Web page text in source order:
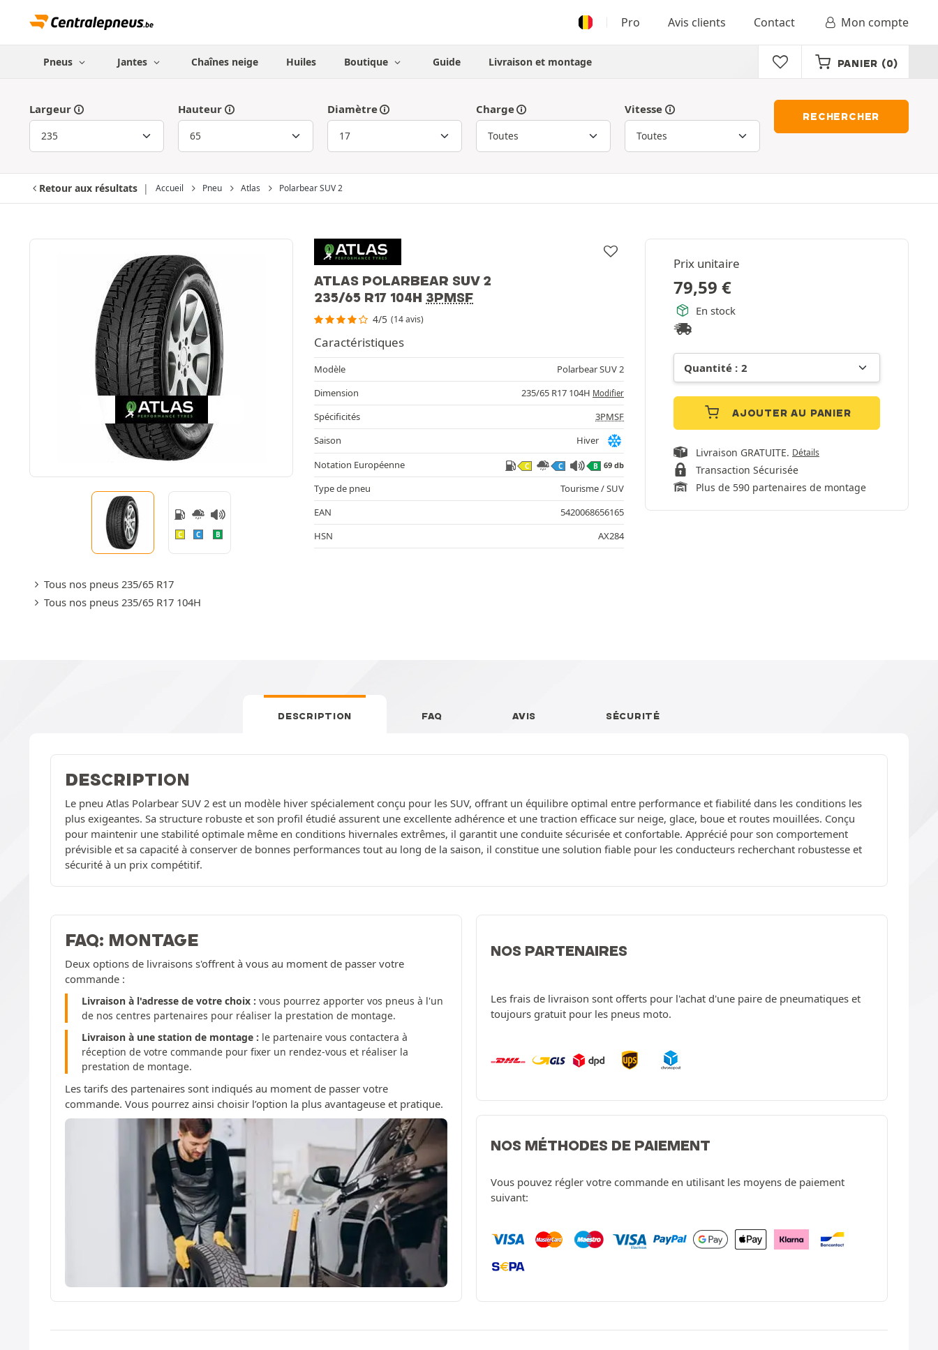
Pro Avis clients Contact Mon compte
Pneus Jantes Chaînes neige Huiles Boutique Guide Livraison et montage PANIER (0)
Largeur Hauteur Diamètre Charge Vitesse
RECHERCHER
Retour aux résultats Accueil Pneu Atlas Polarbear SUV 2
ATLAS POLARBEAR SUV 2
235/65 R17 104H 3PMSF
4/5 (14 avis)
C C B
Tous nos pneus 235/65 R17
Tous nos pneus 235/65 R17 104H
Prix unitaire
79,59 €
En stock
AJOUTER AU PANIER
Livraison GRATUITE. Détails
Transaction Sécurisée
Plus de 590 partenaires de montage
Caractéristiques
Modèle
Polarbear SUV 2
Dimension
235/65 R17 104H Modifier
Spécificités
3PMSF
Saison
Hiver
Notation Européenne
C C B 69 db
Type de pneu
Tourisme / SUV
EAN
5420068656165
HSN
AX284
DESCRIPTION FAQ AVIS SÉCURITÉ
DESCRIPTION
Le pneu Atlas Polarbear SUV 2 est un modèle hiver spécialement conçu pour les SUV, offrant un équilibre optimal entre performance et fiabilité dans les conditions les
plus exigeantes. Sa structure robuste et son profil étudié assurent une excellente adhérence et une traction efficace sur neige, glace, boue et routes mouillées. Conçu
pour maintenir une stabilité optimale même en conditions hivernales extrêmes, il garantit une conduite sécurisée et confortable. Apprécié pour son comportement
prévisible et sa capacité à conserver de bonnes performances tout au long de la saison, il constitue une solution fiable pour les conducteurs recherchant robustesse et
sécurité à un prix compétitif.
FAQ: MONTAGE
Deux options de livraisons s'offrent à vous au moment de passer votre
commande :
Livraison à l'adresse de votre choix : vous pourrez apporter vos pneus à l'un
de nos centres partenaires pour réaliser la prestation de montage.
Livraison à une station de montage : le partenaire vous contactera à
réception de votre commande pour fixer un rendez-vous et réaliser la
prestation de montage.
Les tarifs des partenaires sont indiqués au moment de passer votre
commande. Vous pourrez ainsi choisir l’option la plus avantageuse et pratique.
NOS PARTENAIRES
Les frais de livraison sont offerts pour l'achat d'une paire de pneumatiques et
toujours gratuit pour les pneus moto.
NOS MÉTHODES DE PAIEMENT
Vous pouvez régler votre commande en utilisant les moyens de paiement
suivant: